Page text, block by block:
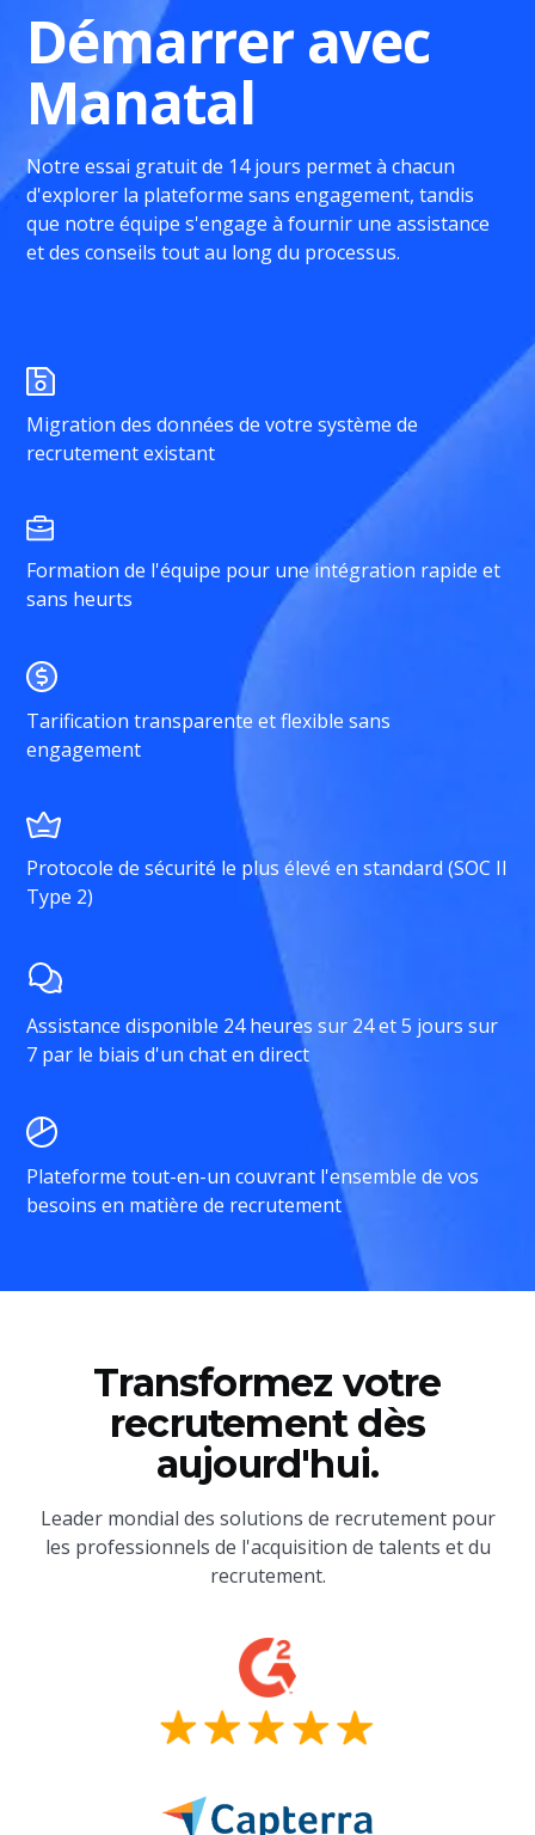
Démarrer avec
Manatal
Notre essai gratuit de 14 jours permet à chacun
d'explorer la plateforme sans engagement, tandis
que notre équipe s'engage à fournir une assistance
et des conseils tout au long du processus.
Migration des données de votre système de
recrutement existant
Formation de l'équipe pour une intégration rapide et
sans heurts
Tarification transparente et flexible sans
engagement
Protocole de sécurité le plus élevé en standard (SOC II
Type 2)
Assistance disponible 24 heures sur 24 et 5 jours sur
7 par le biais d'un chat en direct
Plateforme tout-en-un couvrant l'ensemble de vos
besoins en matière de recrutement
Transformez votre
recrutement dès
aujourd'hui.
Leader mondial des solutions de recrutement pour
les professionnels de l'acquisition de talents et du
recrutement.